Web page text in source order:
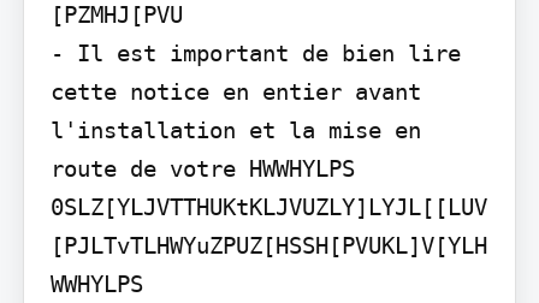
[PZMHJ[PVU
- Il est important de bien lire
cette notice en entier avant
l'installation et la mise en
route de votre HWWHYLPS
0SLZ[YLJVTTHUKtKLJVUZLY]LYJL[[LUV
[PJLTvTLHWYuZPUZ[HSSH[PVUKL]V[YLH
WWHYLPS